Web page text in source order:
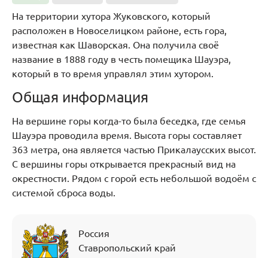
На территории хутора Жуковского, который
расположен в Новоселицком районе, есть гора,
известная как Шаворская. Она получила своё
название в 1888 году в честь помещика Шауэра,
который в то время управлял этим хутором.
Общая информация
На вершине горы когда-то была беседка, где семья
Шауэра проводила время. Высота горы составляет
363 метра, она является частью Прикалаусских высот.
С вершины горы открывается прекрасный вид на
окрестности. Рядом с горой есть небольшой водоём с
системой сброса воды.
Россия
Ставропольский край